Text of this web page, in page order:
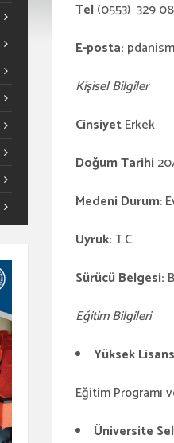
Tel (0553) 329
E-posta:
Kişisel Bilgiler
CinsiyetErkek
Doğum Tarihi
Medeni Durum:
Uyruk:T.C.
Sürücü Belgesi: B
Eğitim Bilgileri
Yüksek
Eğitim
Üniversite